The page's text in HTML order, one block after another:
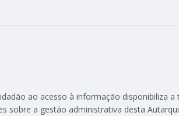
ao acesso à informação disponibiliza a
sobre a gestão administrativa desta